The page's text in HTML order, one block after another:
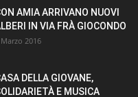
AMIA ARRIVANO NUOVI
IN VIA FRÀ GIOCONDO
2016
DELLA GIOVANE,
E MUSICA